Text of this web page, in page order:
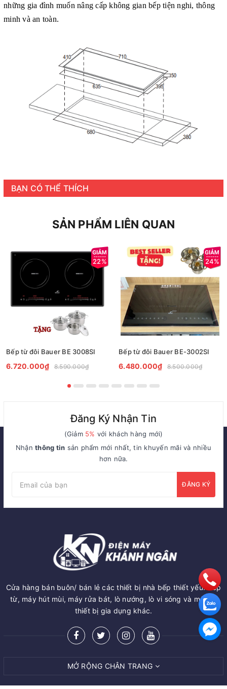
những gia đình muốn nâng cấp không gian bếp tiện nghi, thông
minh và an toàn.
BẠN CÓ THỂ THÍCH
SẢN PHẨM LIÊN QUAN
22%
Bếp từ đôi Bauer BE 3008SI
6.720.000₫ 8.590.000₫
24%
Bếp từ đôi Bauer BE-3002SI
6.480.000₫ 8.500.000₫
Đăng Ký Nhận Tin
(Giảm 5% với khách hàng mới)
Nhậnthông tin sản phẩm mới nhất, tin khuyến mãi và nhiều
hơn nữa.
ĐĂNG KÝ
Cửa hàng bán buôn/ bán lẻ các thiết bị nhà bếp thiết yếu: Bếp
từ, máy hút mùi, máy rửa bát, lò nướng, lò vi sóng và một số
thiết bị gia dụng khác.
MỞ RỘNG CHÂN TRANG